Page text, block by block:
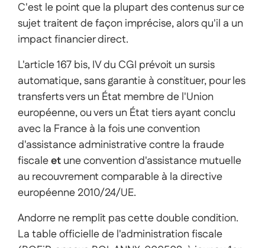
C'est le point que la plupart des contenus sur ce
sujet traitent de façon imprécise, alors qu'il a un
impact financier direct.
L'article 167 bis, IV du CGI prévoit un sursis
automatique, sans garantie à constituer, pour les
transferts vers un État membre de l'Union
européenne, ou vers un État tiers ayant conclu
avec la France à la fois une convention
d'assistance administrative contre la fraude
fiscaleetune convention d'assistance mutuelle
au recouvrement comparable à la directive
européenne 2010/24/UE.
Andorre ne remplit pas cette double condition.
La table officielle de l'administration fiscale